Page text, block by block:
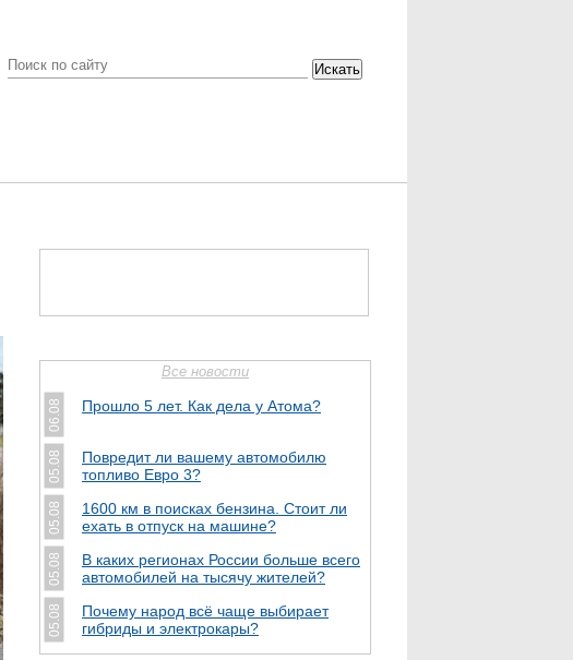
Искать
Все новости
06.08 Прошло 5 лет. Как дела у Атома?
05.08
Повредит ли вашему автомобилю
топливо Евро 3?
05.08
1600 км в поисках бензина. Стоит ли
ехать в отпуск на машине?
05.08
В каких регионах России больше всего
автомобилей на тысячу жителей?
05.08
Почему народ всё чаще выбирает
гибриды и электрокары?